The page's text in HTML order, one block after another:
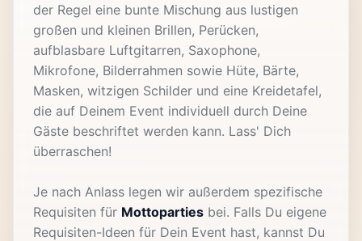
der Regel eine bunte Mischung aus lustigen
großen und kleinen Brillen, Perücken,
aufblasbare Luftgitarren, Saxophone,
Mikrofone, Bilderrahmen sowie Hüte, Bärte,
Masken, witzigen Schilder und eine Kreidetafel,
die auf Deinem Event individuell durch Deine
Gäste beschriftet werden kann. Lass' Dich
überraschen!
Je nach Anlass legen wir außerdem spezifische
Requisiten für Mottoparties bei. Falls Du eigene
Requisiten-Ideen für Dein Event hast, kannst Du